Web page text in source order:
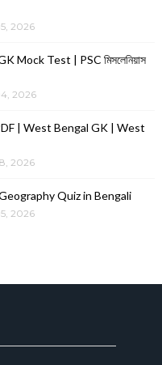
2026
Mock Test | PSC মিসলেনিয়াস
2026
PDF | West Bengal GK | West
2026
Quiz in Bengali
2026